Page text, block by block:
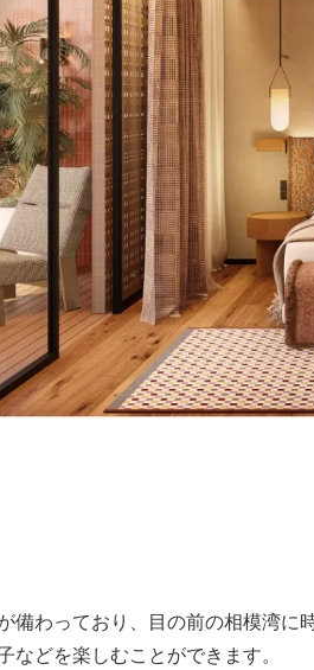
備わっており、目の前の相模湾
どを楽しむことができます。